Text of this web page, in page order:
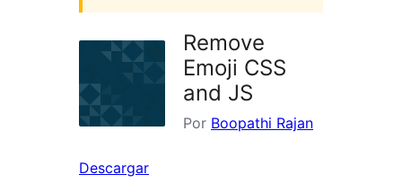
Remove
Emoji CSS
and JS
Por Boopathi Rajan
Descargar